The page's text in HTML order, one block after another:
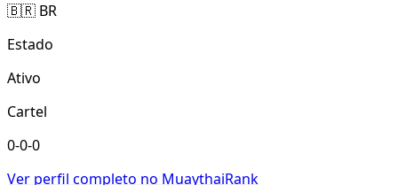
🇧🇷 BR
Estado
Ativo
Cartel
0-0-0
Ver perfil completo no MuaythaiRank